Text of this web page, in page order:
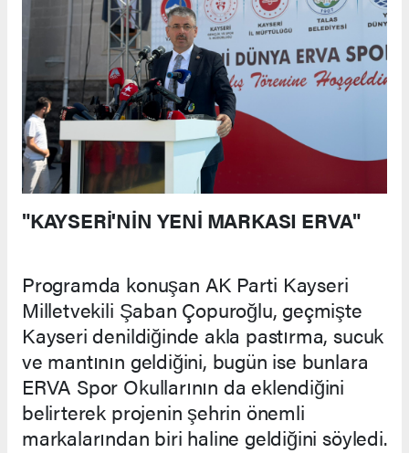
"KAYSERİ'NİN YENİ MARKASI ERVA"
Programda konuşan AK Parti Kayseri
Milletvekili Şaban Çopuroğlu, geçmişte
Kayseri denildiğinde akla pastırma, sucuk
ve mantının geldiğini, bugün ise bunlara
ERVA Spor Okullarının da eklendiğini
belirterek projenin şehrin önemli
markalarından biri haline geldiğini söyledi.